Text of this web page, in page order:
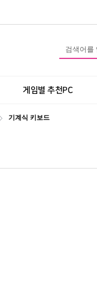
게임별 추천PC
기계식 키보드